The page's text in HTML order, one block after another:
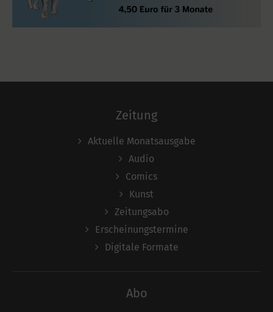
Zeitung
Aktuelle Monatsausgabe
Audio
Comics
Kunst
Zeitungsabo
Erscheinungstermine
Digitale Formate
Abo